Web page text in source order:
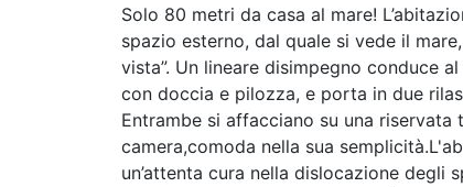
Solo 80 metri da casa al mare!
spazio esterno, dal quale si vede il
vista”. Un lineare disimpegno conduce
con doccia e pilozza, e porta in due
Entrambe si affacciano su una
camera,comoda nella sua
un’attenta cura nella dislocazione degli